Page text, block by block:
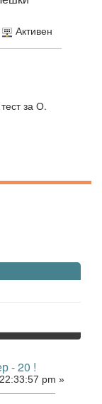
Активен
за О.
- 20 !
pm »